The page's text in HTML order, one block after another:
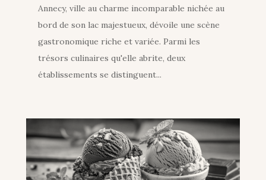
Annecy, ville au charme incomparable nichée au
bord de son lac majestueux, dévoile une scène
gastronomique riche et variée. Parmi les
trésors culinaires qu'elle abrite, deux
établissements se distinguent...